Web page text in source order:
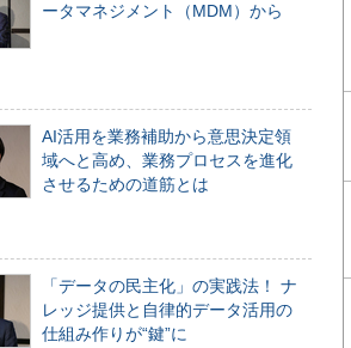
ータマネジメント（MDM）から
AI活用を業務補助から意思決定領
域へと高め、業務プロセスを進化
させるための道筋とは
「データの民主化」の実践法！ ナ
レッジ提供と自律的データ活用の
仕組み作りが“鍵”に